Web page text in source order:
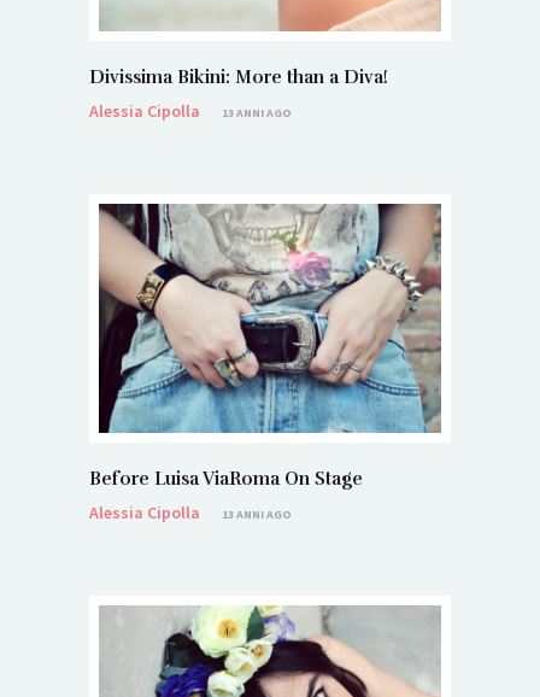
Divissima Bikini: More than a Diva!
Alessia Cipolla
13 ANNI AGO
Before Luisa ViaRoma On Stage
Alessia Cipolla
13 ANNI AGO